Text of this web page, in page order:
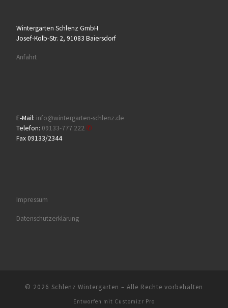
Wintergarten Schlenz GmbH
Josef-Kolb-Str. 2, 91083 Baiersdorf
Anfahrt
E-Mail: info@wintergarten-schlenz.de
Telefon: 09133-777 222
Fax 09133/2344
Impressum
Datenschutzerklärung
© 2026 Schlenz Wintergarten – Alle Rechte vorbehalten
Entworfen mit Customizr Pro